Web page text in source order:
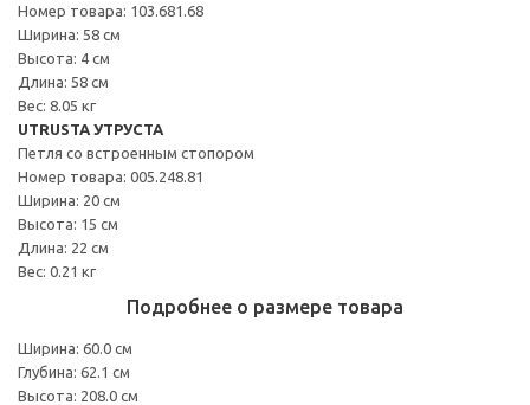
Номер товара: 103.681.68
Ширина: 58 см
Высота: 4 см
Длина: 58 см
Вес: 8.05 кг
UTRUSTA УТРУСТА
Петля со встроенным стопором
Номер товара: 005.248.81
Ширина: 20 см
Высота: 15 см
Длина: 22 см
Вес: 0.21 кг
Подробнее о размере товара
Ширина: 60.0 см
Глубина: 62.1 см
Высота: 208.0 см